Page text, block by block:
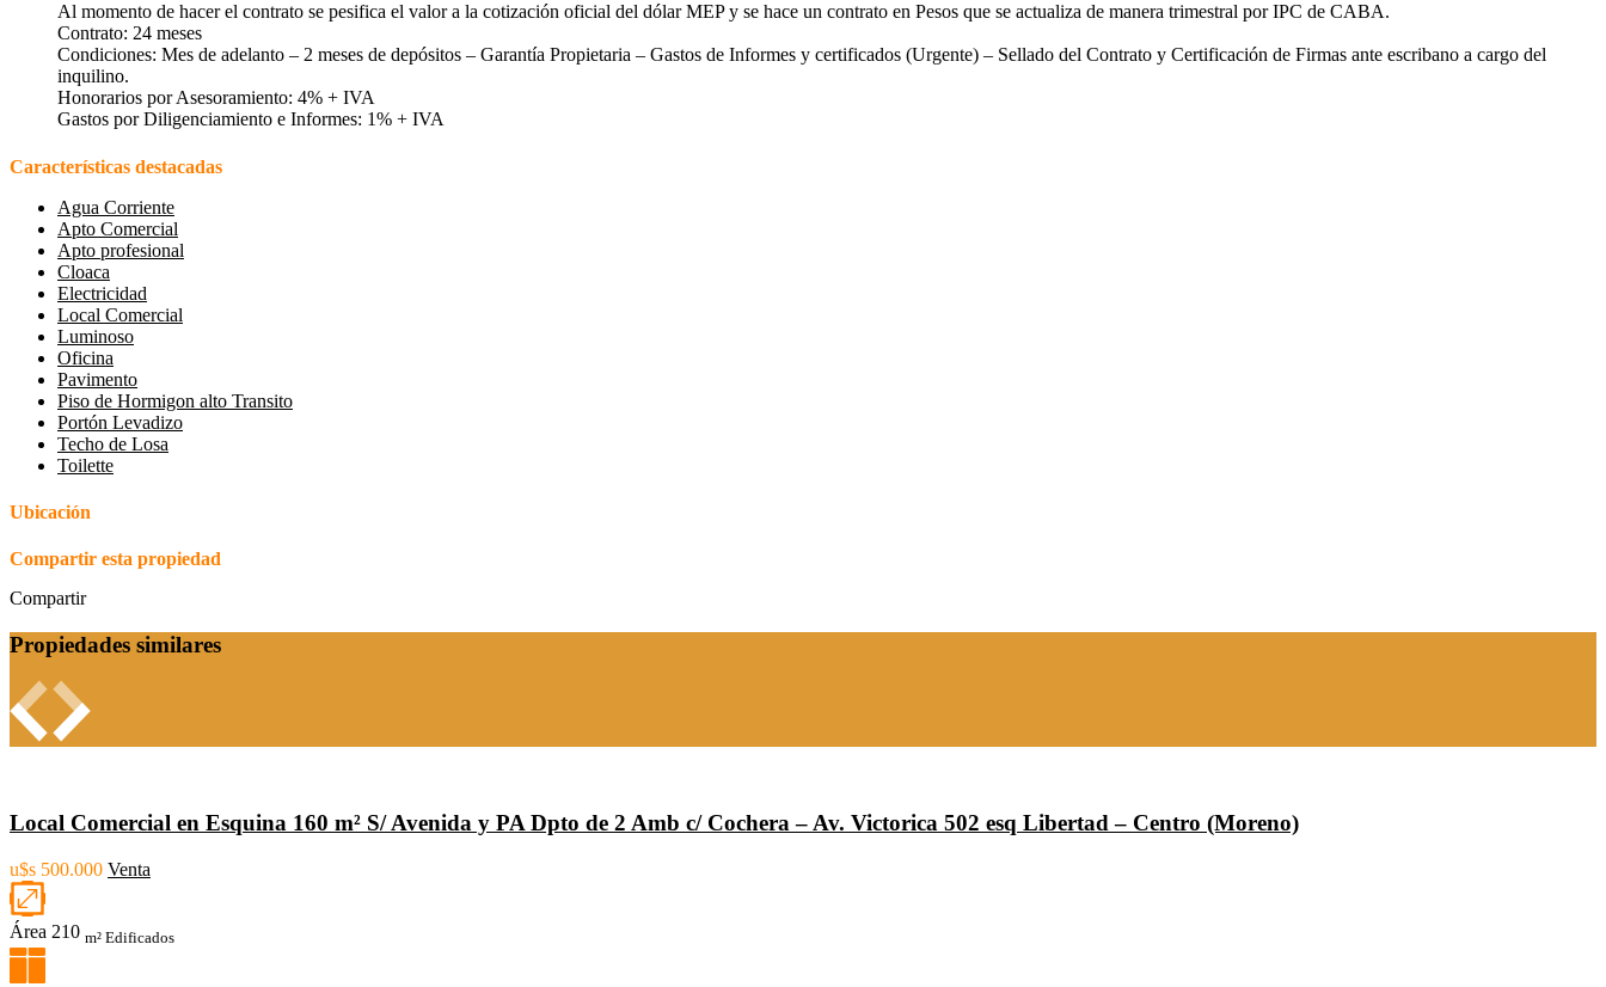
Al momento de hacer el contrato se pesifica el valor a la cotización oficial del dólar MEP y se hace un contrato en Pesos que se actualiza de manera trimestral por IPC de CABA.
Contrato: 24 meses
Condiciones: Mes de adelanto – 2 meses de depósitos – Garantía Propietaria – Gastos de Informes y certificados (Urgente) – Sellado del Contrato y Certificación de Firmas ante escribano a cargo del
inquilino.
Honorarios por Asesoramiento: 4% + IVA
Gastos por Diligenciamiento e Informes: 1% + IVA
Características destacadas
Agua Corriente
Apto Comercial
Apto profesional
Cloaca
Electricidad
Local Comercial
Luminoso
Oficina
Pavimento
Piso de Hormigon alto Transito
Portón Levadizo
Techo de Losa
Toilette
Ubicación
Compartir esta propiedad
Compartir
Propiedades similares
Local Comercial en Esquina 160 m² S/ Avenida y PA Dpto de 2 Amb c/ Cochera – Av. Victorica 502 esq Libertad – Centro (Moreno)
u$s 500.000 Venta
Área 210 m² Edificados